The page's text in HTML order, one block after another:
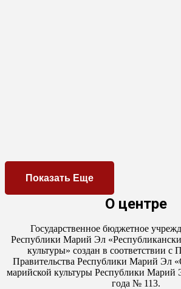
Показать Еще
О центре
Государственное бюджетное
Республики Марий Эл
культуры» создан в соответствии с
Правительства Республики Марий Эл
марийской культуры Республики Марий
года № 113.